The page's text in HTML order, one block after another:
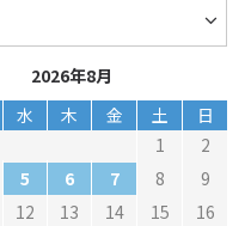
。
ださい。
2026年8月
水 木 金 土
日
1
2
5 6 7 8
9
12 13 14 15
16